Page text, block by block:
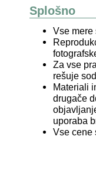
Splošno
Vse mere
Za vse
rešuje
Materiali
drugače
uporaba
Vse cene